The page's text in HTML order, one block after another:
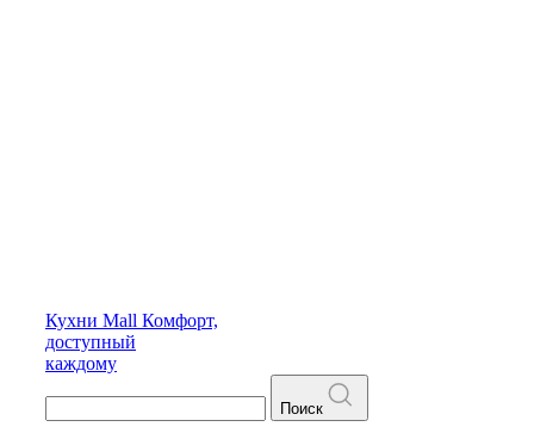
Кухни Mall Комфорт,
доступный
каждому
Поиск